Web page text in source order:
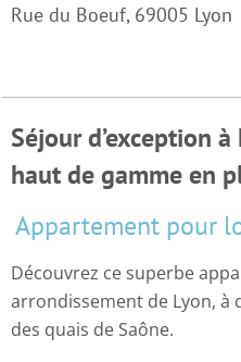
Rue du Boeuf, 69005 Lyon
Séjour d’exception
haut de gamme en
Appartement pour
Découvrez ce superbe
arrondissement de Lyon, à
des quais de Saône.